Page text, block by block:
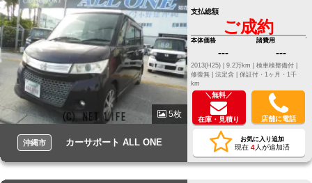
5枚
沖縄市 カーサポート ALL ONE
支払総額
ご成約
本体価格
---
諸費用
---
2013(H25) | 9.2万km |
検車検整備付 |
修復無 | 法定含 | 保証付・1ヶ月・1千
km
＼無料／
在庫・見積り 店舗に電話
お気に入り追加
現在 4人が追加済